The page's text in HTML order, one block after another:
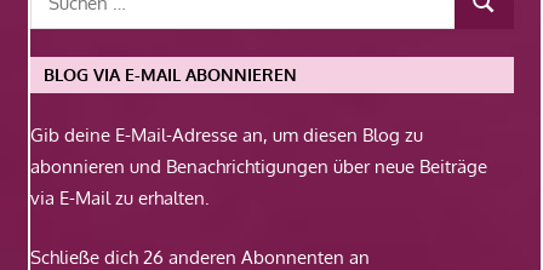
BLOG VIA E-MAIL ABONNIEREN
Gib deine E-Mail-Adresse an, um diesen Blog zu
abonnieren und Benachrichtigungen über neue Beiträge
via E-Mail zu erhalten.
Schließe dich 26 anderen Abonnenten an